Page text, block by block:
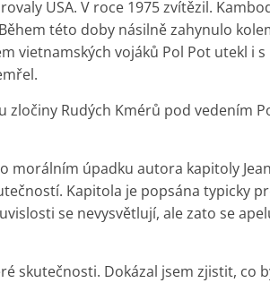
USA. V roce 1975 zvítězil.
této doby násilně zahynulo
vietnamských vojáků Pol Pot utekl i
zločiny Rudých Kmérů pod vedením
morálním úpadku autora kapitoly
Kapitola je popsána typicky
se nevysvětlují, ale zato se
skutečnosti. Dokázal jsem zjistit, co